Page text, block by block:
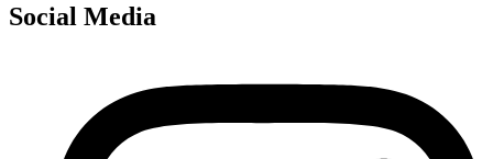
Social Media